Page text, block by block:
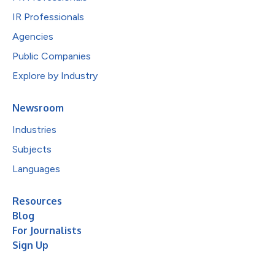
IR Professionals
Agencies
Public Companies
Explore by Industry
Newsroom
Industries
Subjects
Languages
Resources
Blog
For Journalists
Sign Up